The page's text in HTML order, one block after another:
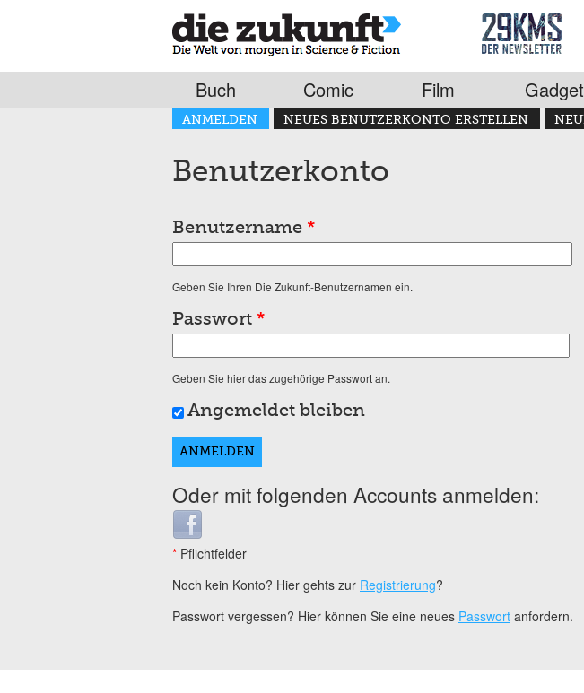
Buch Comic Film Gadget
Haupt-Reiter
ANMELDEN
(AKTIVER REITER)
NEUES BENUTZERKONTO ERSTELLEN
Benutzerkonto
Benutzername *
Geben Sie Ihren Die Zukunft-Benutzernamen ein.
Passwort *
Geben Sie hier das zugehörige Passwort an.
Angemeldet bleiben
Oder mit folgenden Accounts anmelden:
Login with Facebook
* Pflichtfelder
Noch kein Konto? Hier gehts zur Registrierung?
Passwort vergessen? Hier können Sie eine neues Passwort anfordern.